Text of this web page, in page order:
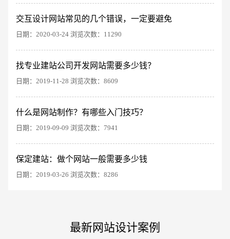
交互设计网站常见的几个错误，一定要避免
日期：2020-03-24 浏览次数：11290
找专业建站公司开发网站需要多少钱？
日期：2019-11-28 浏览次数：8609
什么是网站制作？有哪些入门技巧？
日期：2019-09-09 浏览次数：7941
保定建站：做个网站一般需要多少钱
日期：2019-03-26 浏览次数：8286
最新网站设计案例
电商及系统平台开发